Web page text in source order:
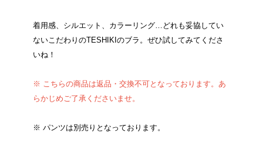
着用感、シルエット、カラーリング…どれも妥協してい
ないこだわりのTESHIKIのブラ。ぜひ試してみてくださ
いね！
※ こちらの商品は返品・交換不可となっております。あ
らかじめご了承くださいませ。
※ パンツは別売りとなっております。